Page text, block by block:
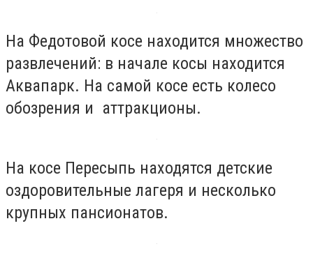
На Федотовой косе находится множество
развлечений: в начале косы находится
Аквапарк. На самой косе есть колесо
обозрения и аттракционы.
На косе Пересыпь находятся детские
оздоровительные лагеря и несколько
крупных пансионатов.